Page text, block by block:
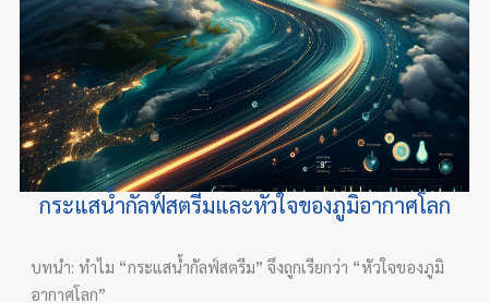
กระแสน้ำกัลฟ์สตรีมและหัวใจของภูมิอากาศโลก
บทนำ: ทำไม “กระแสน้ำกัลฟ์สตรีม” จึงถูกเรียกว่า “หัวใจของภูมิ
อากาศโลก”